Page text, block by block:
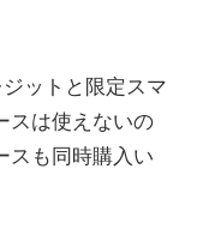
ットと限定スマ
スは使えないの
スも同時購入い